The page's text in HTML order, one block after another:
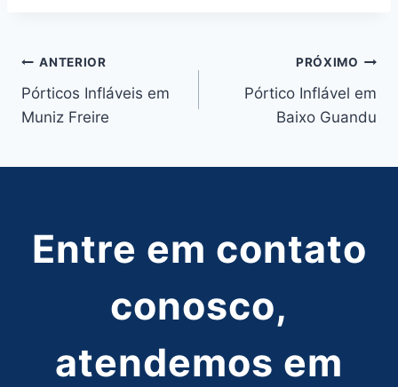
Navegação
de
ANTERIOR
Pórticos Infláveis em
Muniz Freire
PRÓXIMO
Pórtico Inflável em
Baixo Guandu
Entre em contato
conosco,
atendemos em